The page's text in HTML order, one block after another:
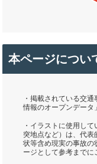
本ページについ
・掲載されている交
情報のオープンデータ
・イラストに使用し
突地点など）は、代
状等含め現実の事故の
ージとして参考までに